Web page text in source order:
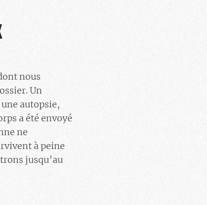
nous
Un
autopsie,
a été envoyé
ne
à peine
jusqu’au